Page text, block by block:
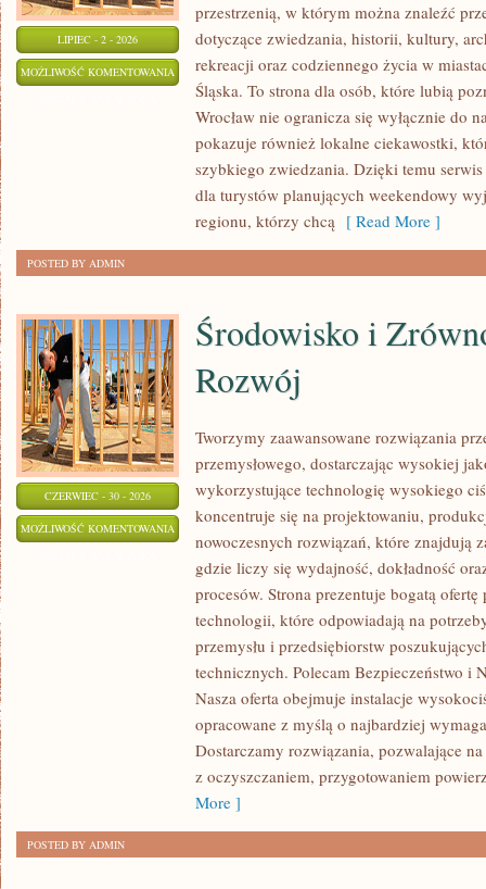
LIPIEC - 2 - 2026
MOŻLIWOŚĆ KOMENTOWANIA ŚWIDNICA
przestrzenią, w którym można znaleźć
dotyczące zwiedzania, historii, kultury,
rekreacji oraz codziennego życia w
Śląska. To strona dla osób, które lubią
Wrocław nie ogranicza się wyłącznie do
pokazuje również lokalne ciekawostki,
szybkiego zwiedzania. Dzięki temu
dla turystów planujących weekendowy
regionu, którzy chcą [ Read More ]
POSTED BY ADMIN
CZERWIEC - 30 - 2026
MOŻLIWOŚĆ KOMENTOWANIA
ZRÓWNOWAŻONY
Środowisko i
Rozwój
Tworzymy zaawansowane rozwiązania
przemysłowego, dostarczając wysokiej
wykorzystujące technologię wysokiego
koncentruje się na projektowaniu,
nowoczesnych rozwiązań, które znajdują
gdzie liczy się wydajność, dokładność
procesów. Strona prezentuje bogatą ofertę
technologii, które odpowiadają na
przemysłu i przedsiębiorstw
technicznych. Polecam Bezpieczeństwo i
Nasza oferta obejmuje instalacje
opracowane z myślą o najbardziej
Dostarczamy rozwiązania, pozwalające
z oczyszczaniem, przygotowaniem
More ]
POSTED BY ADMIN